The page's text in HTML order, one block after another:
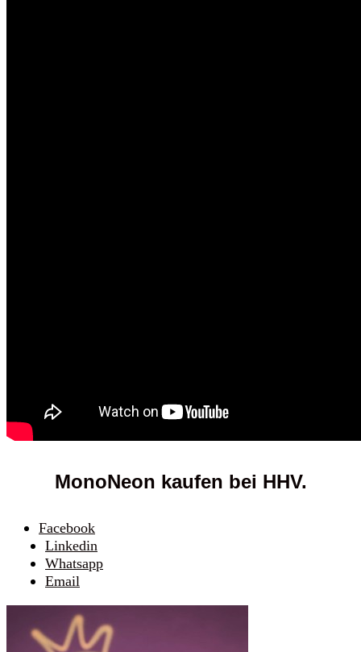
MonoNeon kaufen bei HHV.
Facebook
Linkedin
Whatsapp
Email